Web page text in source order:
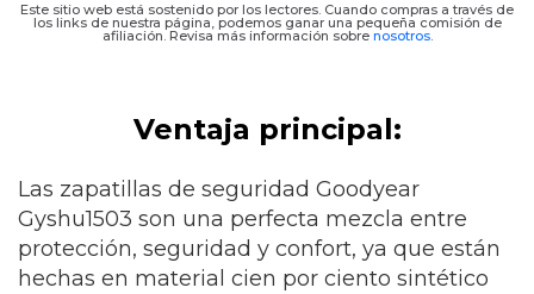
Este sitio web está sostenido por los lectores. Cuando compras a través de
los links de nuestra página, podemos ganar una pequeña comisión de
afiliación. Revisa más información sobre nosotros.
Ventaja principal:
Las zapatillas de seguridad Goodyear
Gyshu1503 son una perfecta mezcla entre
protección, seguridad y confort, ya que están
hechas en material cien por ciento sintético